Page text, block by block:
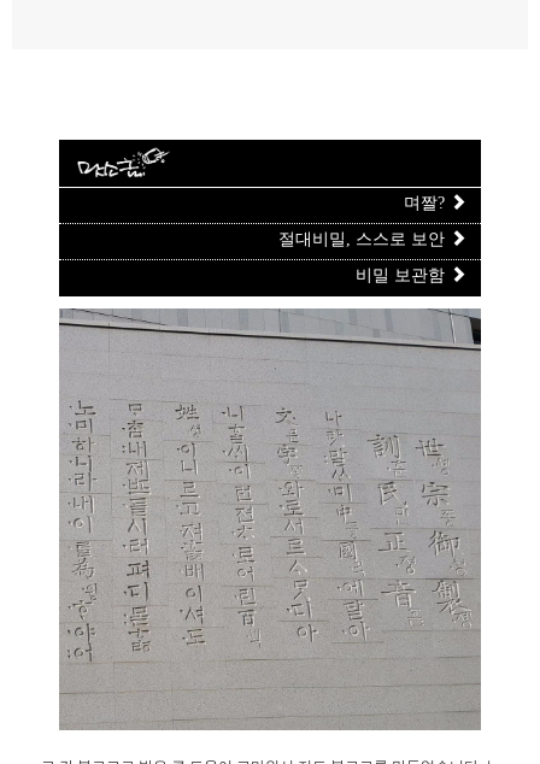
며짤?
절대비밀, 스스로 보안
비밀 보관함